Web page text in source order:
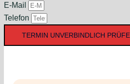
E-Mail
Telefon
TERMIN UNVERBINDLICH